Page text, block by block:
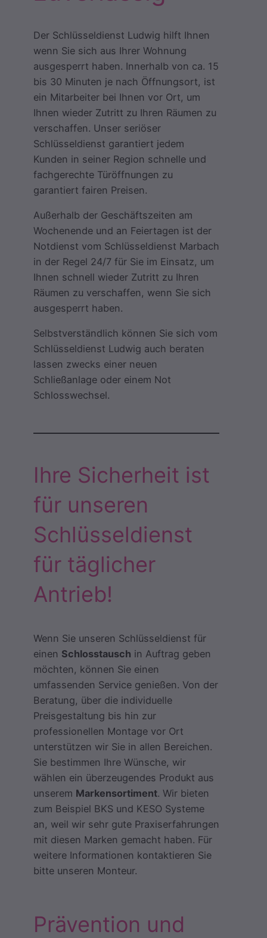
Der Schlüsseldienst Ludwig hilft Ihnen
wenn Sie sich aus Ihrer Wohnung
ausgesperrt haben. Innerhalb von ca. 15
bis 30 Minuten je nach Öffnungsort, ist
ein Mitarbeiter bei Ihnen vor Ort, um
Ihnen wieder Zutritt zu Ihren Räumen zu
verschaffen. Unser seriöser
Schlüsseldienst garantiert jedem
Kunden in seiner Region schnelle und
fachgerechte Türöffnungen zu
garantiert fairen Preisen.
Außerhalb der Geschäftszeiten am
Wochenende und an Feiertagen ist der
Notdienst vom Schlüsseldienst Marbach
in der Regel 24/7 für Sie im Einsatz, um
Ihnen schnell wieder Zutritt zu Ihren
Räumen zu verschaffen, wenn Sie sich
ausgesperrt haben.
Selbstverständlich können Sie sich vom
Schlüsseldienst Ludwig auch beraten
lassen zwecks einer neuen
Schließanlage oder einem Not
Schlosswechsel.
Ihre Sicherheit ist
für unseren
Schlüsseldienst
für täglicher
Antrieb!
Wenn Sie unseren Schlüsseldienst für
einen Schlosstausch in Auftrag geben
möchten, können Sie einen
umfassenden Service genießen. Von der
Beratung, über die individuelle
Preisgestaltung bis hin zur
professionellen Montage vor Ort
unterstützen wir Sie in allen Bereichen.
Sie bestimmen Ihre Wünsche, wir
wählen ein überzeugendes Produkt aus
unserem Markensortiment. Wir bieten
zum Beispiel BKS und KESO Systeme
an, weil wir sehr gute Praxiserfahrungen
mit diesen Marken gemacht haben. Für
weitere Informationen kontaktieren Sie
bitte unseren Monteur.
Prävention und